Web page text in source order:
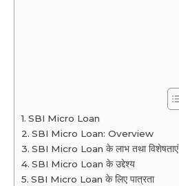
SBI Micro Loan
SBI Micro Loan: Overview
SBI Micro Loan के लाभ तथा विशेषताएं
SBI Micro Loan के उद्देश्य
SBI Micro Loan के लिए पात्रता